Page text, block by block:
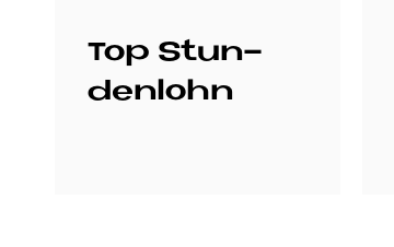
Top Stun­
den­lohn